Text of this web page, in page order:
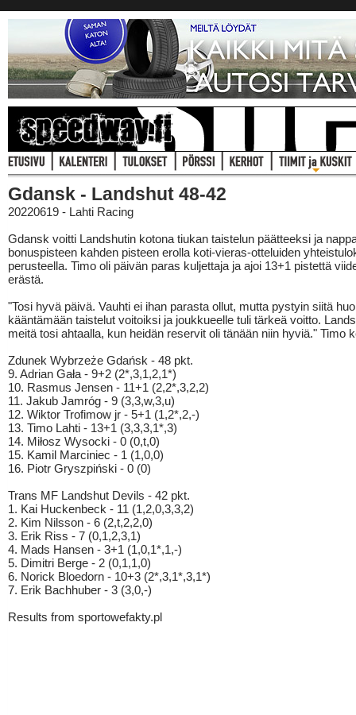
Gdansk - Landshut 48-42
20220619 - Lahti Racing
Gdansk voitti Landshutin kotona tiukan taistelun päätteeksi ja
bonuspisteen kahden pisteen erolla koti-vieras-otteluiden
perusteella. Timo oli päivän paras kuljettaja ja ajoi 13+1 pistettä
erästä.
"Tosi hyvä päivä. Vauhti ei ihan parasta ollut, mutta pystyin siitä
kääntämään taistelut voitoiksi ja joukkueelle tuli tärkeä voitto.
meitä tosi ahtaalla, kun heidän reservit oli tänään niin hyviä." Timo
Zdunek Wybrzeże Gdańsk - 48 pkt.
9. Adrian Gała - 9+2 (2*,3,1,2,1*)
10. Rasmus Jensen - 11+1 (2,2*,3,2,2)
11. Jakub Jamróg - 9 (3,3,w,3,u)
12. Wiktor Trofimow jr - 5+1 (1,2*,2,-)
13. Timo Lahti - 13+1 (3,3,3,1*,3)
14. Miłosz Wysocki - 0 (0,t,0)
15. Kamil Marciniec - 1 (1,0,0)
16. Piotr Gryszpiński - 0 (0)
Trans MF Landshut Devils - 42 pkt.
1. Kai Huckenbeck - 11 (1,2,0,3,3,2)
2. Kim Nilsson - 6 (2,t,2,2,0)
3. Erik Riss - 7 (0,1,2,3,1)
4. Mads Hansen - 3+1 (1,0,1*,1,-)
5. Dimitri Berge - 2 (0,1,1,0)
6. Norick Bloedorn - 10+3 (2*,3,1*,3,1*)
7. Erik Bachhuber - 3 (3,0,-)
Results from sportowefakty.pl